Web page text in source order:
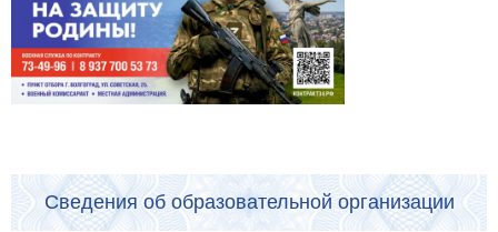
Сведения об образовательной организации